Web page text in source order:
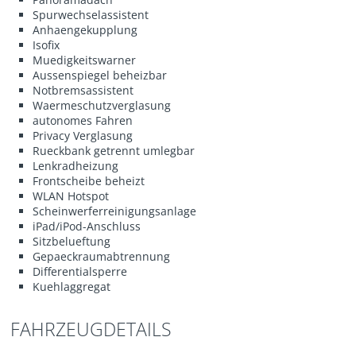
Spurwechselassistent
Anhaengekupplung
Isofix
Muedigkeitswarner
Aussenspiegel beheizbar
Notbremsassistent
Waermeschutzverglasung
autonomes Fahren
Privacy Verglasung
Rueckbank getrennt umlegbar
Lenkradheizung
Frontscheibe beheizt
WLAN Hotspot
Scheinwerferreinigungsanlage
iPad/iPod-Anschluss
Sitzbelueftung
Gepaeckraumabtrennung
Differentialsperre
Kuehlaggregat
FAHRZEUGDETAILS